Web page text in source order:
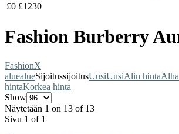
£0 £1230
Fashion Burberry
FashionX
aluealueSijoitussijoitusUusiUusiAlin hinta
hintaKorkea hinta
Show
Näytetään 1 on 13 of 13
Sivu 1 of 1